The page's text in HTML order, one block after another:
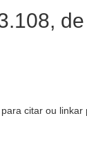
citar ou linkar